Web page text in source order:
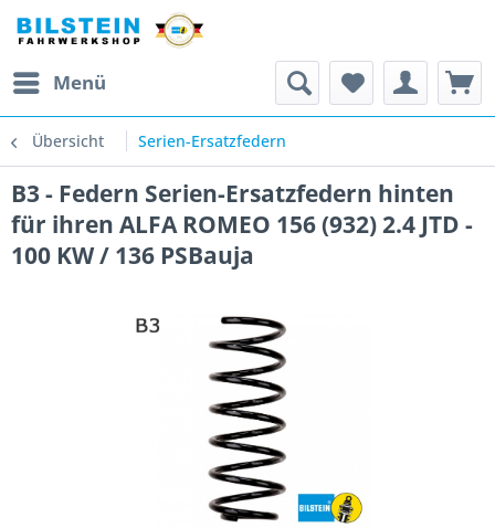
Menü
Übersicht Serien-Ersatzfedern
B3 - Federn Serien-Ersatzfedern hinten
für ihren ALFA ROMEO 156 (932) 2.4 JTD -
100 KW / 136 PSBauja